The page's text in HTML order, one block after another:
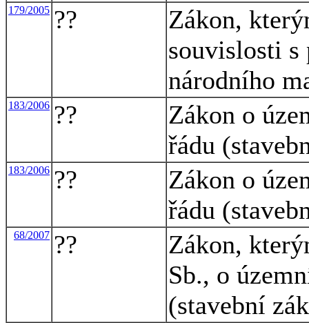
179/2005 ??
Zákon,
souvislosti s
národního
183/2006 ??
Zákon o
řádu
183/2006 ??
Zákon o
řádu
68/2007 ??
Zákon,
Sb., o
(stavební